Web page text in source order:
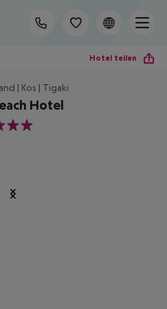
Hotel teilen
| Kos | Tigaki
Hotel